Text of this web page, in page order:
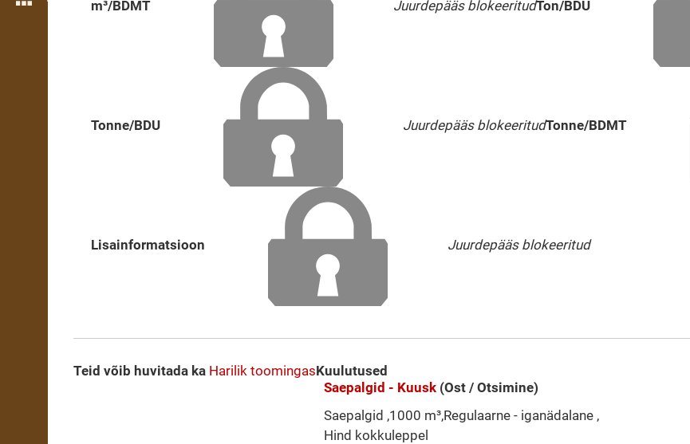
m³/BDMT Juurdepääs blokeeritudTon/BDU
Tonne/BDU Juurdepääs blokeeritudTonne/BDMT
Lisainformatsioon Juurdepääs blokeeritud
Teid võib huvitada ka Harilik toomingasKuulutused
Saepalgid - Kuusk (Ost / Otsimine)
Saepalgid ,1000 m³,Regulaarne - iganädalane ,
Hind kokkuleppel